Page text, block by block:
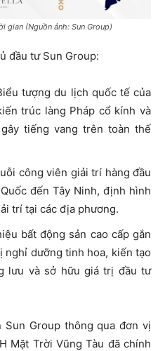
gian (Nguồn ảnh: Sun Group)
đầu tư Sun Group:
tượng du lịch quốc tế của
trúc làng Pháp cổ kính và
tiếng vang trên toàn thế
công viên giải trí hàng đầu
đến Tây Ninh, định hình
trí tại các địa phương.
bất động sản cao cấp gắn
dưỡng tinh hoa, kiến tạo
lưu và sở hữu giá trị đầu tư
Sun Group thông qua đơn vị
Mặt Trời Vũng Tàu đã chính